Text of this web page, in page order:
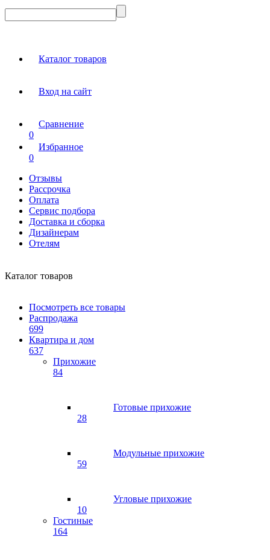
Каталог товаров
Вход на сайт
Сравнение
0
Избранное
0
Отзывы
Рассрочка
Оплата
Сервис подбора
Доставка и сборка
Дизайнерам
Отелям
Каталог товаров
Посмотреть все товары
Распродажа
699
Квартира и дом
637
Прихожие
84
Готовые прихожие
28
Модульные прихожие
59
Угловые прихожие
10
Гостиные
164